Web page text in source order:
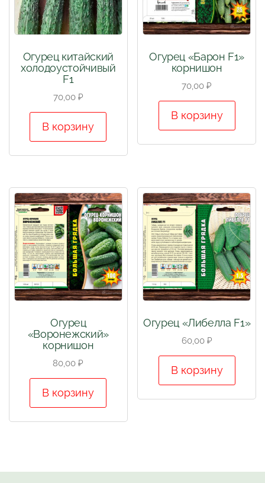
Огурец китайский
холодоустойчивый
F1
70,00 ₽
В корзину
Огурец «Барон F1»
корнишон
70,00₽
В корзину
Огурец
«Воронежский»
корнишон
80,00₽
В корзину
Огурец «Либелла F1»
60,00 ₽
В корзину